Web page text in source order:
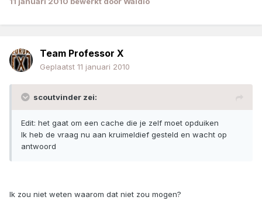
Team Professor X
Geplaatst 11 januari 2010
scoutvinder zei:
Edit: het gaat om een cache die je zelf moet opduiken
Ik heb de vraag nu aan kruimeldief gesteld en wacht op
antwoord
Ik zou niet weten waarom dat niet zou mogen?